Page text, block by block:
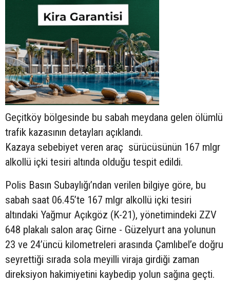
Geçitköy bölgesinde bu sabah meydana gelen ölümlü
trafik kazasının detayları açıklandı.
Kazaya sebebiyet veren araç sürücüsünün 167 mlgr
alkollü içki tesiri altında olduğu tespit edildi.
Polis Basın Subaylığı’ndan verilen bilgiye göre, bu
sabah saat 06.45’te 167 mlgr alkollü içki tesiri
altındaki Yağmur Açıkgöz (K-21), yönetimindeki ZZV
648 plakalı salon araç Girne - Güzelyurt ana yolunun
23 ve 24’üncü kilometreleri arasında Çamlıbel’e doğru
seyrettiği sırada sola meyilli viraja girdiği zaman
direksiyon hakimiyetini kaybedip yolun sağına geçti.